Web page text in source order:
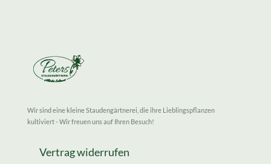
Wir sind eine kleine Staudengärtnerei, die ihre Lieblingspflanzen
kultiviert - Wir freuen uns auf Ihren Besuch!
Vertrag widerrufen